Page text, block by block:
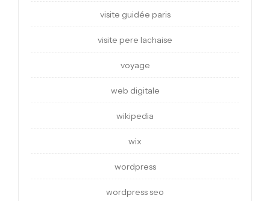
visite guidée paris
visite pere lachaise
voyage
web digitale
wikipedia
wix
wordpress
wordpress seo